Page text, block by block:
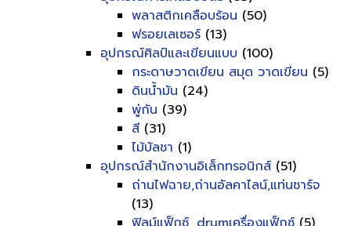
พลาสติกเคลือบร้อน (50)
ฟรอยเลเซอร์ (13)
อุปกรณ์ศิลป์และเขียนแบบ (100)
กระดาษวาดเขียน สมุด วาดเขียน (5)
ดินน้ำมัน (24)
พู่กัน (39)
สี (31)
ไม้บัลชา (1)
อุปกรณ์สำนักงานอิเล็กทรอนิกส์ (51)
ถ่านไฟฉาย,ถ่านอัลคาไลน์,แท่นชาร์จ
(13)